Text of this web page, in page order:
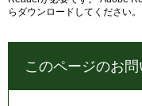
らダウンロードしてください。
このページのお